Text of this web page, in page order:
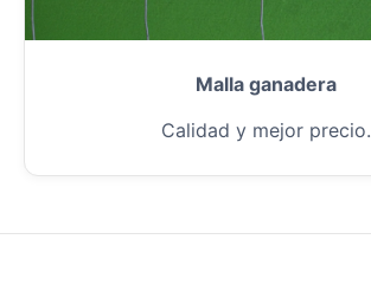
Malla ganadera
Calidad y mejor precio.